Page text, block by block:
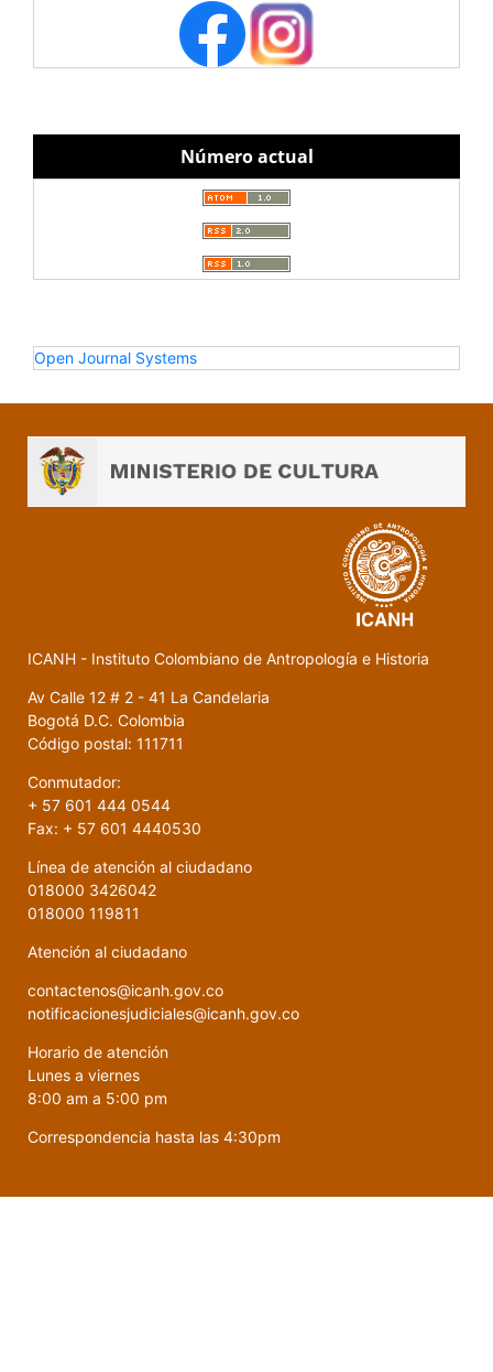
Número actual
Open Journal Systems
ICANH - Instituto Colombiano de Antropología e Historia
Av Calle 12 # 2 - 41 La Candelaria
Bogotá D.C. Colombia
Código postal: 111711
Conmutador:
+ 57 601 444 0544
Fax: + 57 601 4440530
Línea de atención al ciudadano
018000 3426042
018000 119811
Atención al ciudadano
contactenos@icanh.gov.co
notificacionesjudiciales@icanh.gov.co
Horario de atención
Lunes a viernes
8:00 am a 5:00 pm
Correspondencia hasta las 4:30pm